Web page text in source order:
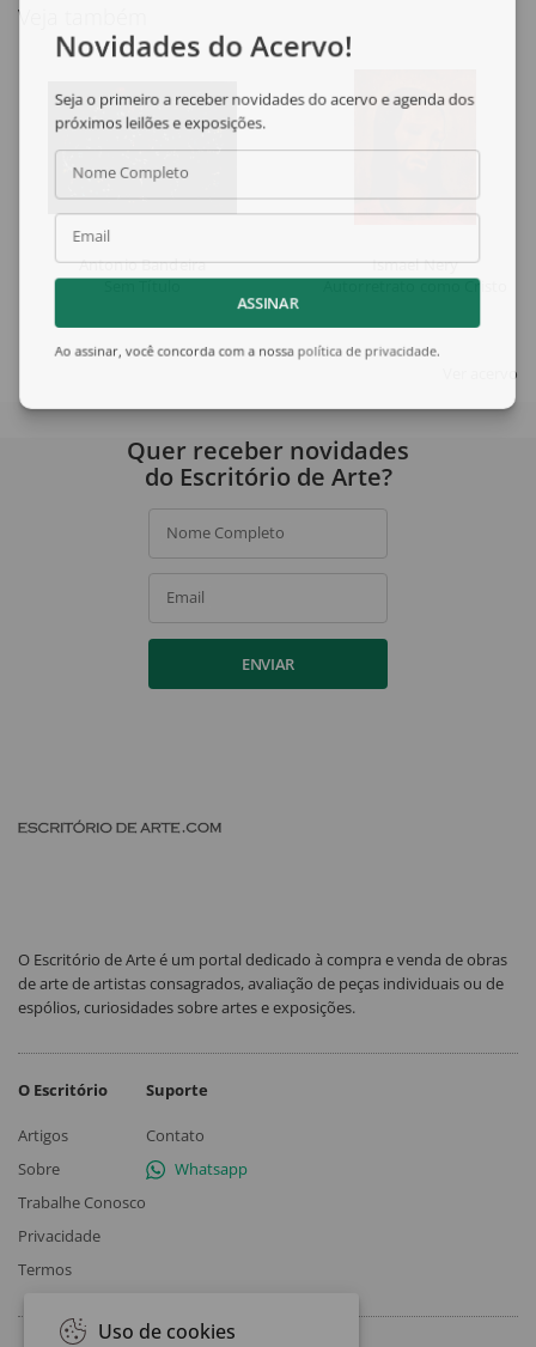
Veja também
Antonio Bandeira
Sem Título
Ismael Nery
Autorretrato como Cristo
Ver acervo
Novidades do Acervo!
Seja o primeiro a receber novidades do acervo e agenda dos
próximos leilões e exposições.
Nome Completo
Email
ASSINAR
Ao assinar, você concorda com a nossapolítica de privacidade
Quer receber novidades
do Escritório de Arte?
Nome Completo
Email
ENVIAR
O Escritório de Arte é um portal dedicado à compra e venda de obras
de arte de artistas consagrados, avaliação de peças individuais ou de
espólios, curiosidades sobre artes e exposições.
O Escritório
Artigos
Sobre
Trabalhe Conosco
Privacidade
Termos
Suporte
Contato
Whatsapp
Uso de cookies